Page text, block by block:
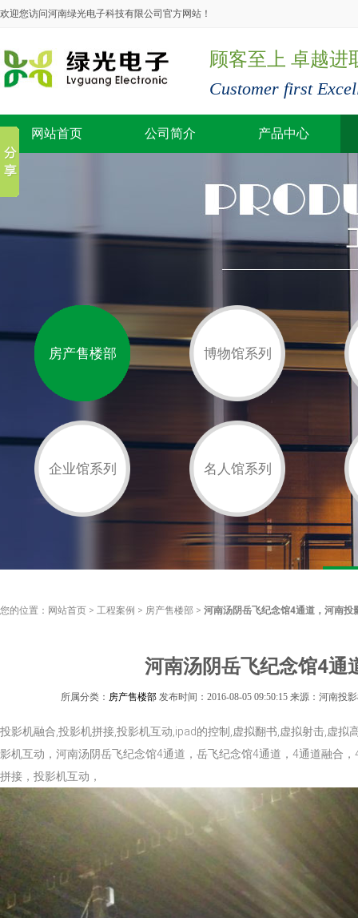
欢迎您访问河南绿光电子科技有限公司官方网站！
顾客至上 卓越进
Customer first
网站首页 公司简介 产品中心
房产售楼部 博物馆系列
企业馆系列 名人馆系列
您的位置： 网站首页 > 工程案例 > 房产售楼部 > 河南汤阴岳飞纪念馆4通道，河南投
河南汤阴岳飞纪念馆4通
所属分类： 房产售楼部 发布时间：2016-08-05 09:50:15 来源：河南
投影机融合,投影机拼接,投影机互动,ipad的控制,虚拟翻书,虚拟射击,虚
影机互动，河南汤阴岳飞纪念馆4通道，岳飞纪念馆4通道，4通道融合
拼接，投影机互动，